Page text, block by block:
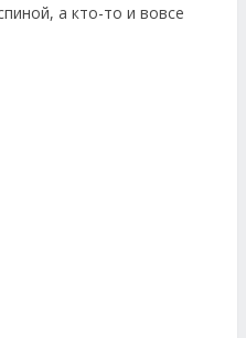
а кто-то и вовсе